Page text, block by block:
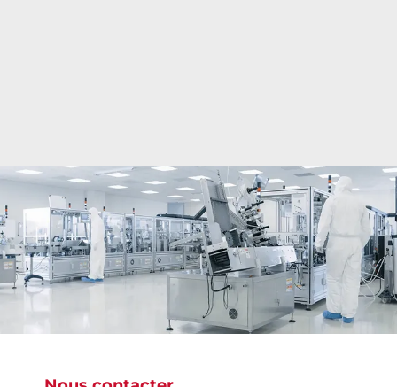
Bray apporte des solutions innovantes en termes
de vannes aux entreprises pharmaceutiques et
biotechnologiques, améliorant leur efficacité et
leur flexibilité tout en leur permettant de réduire
les coûts dans un environnement concurrentiel.